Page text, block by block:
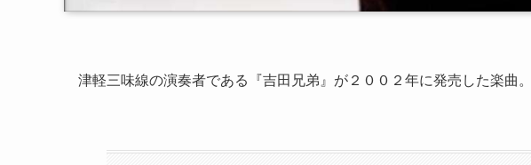
津軽三味線の演奏者である『吉田兄弟』が２００２年に発売した楽曲。